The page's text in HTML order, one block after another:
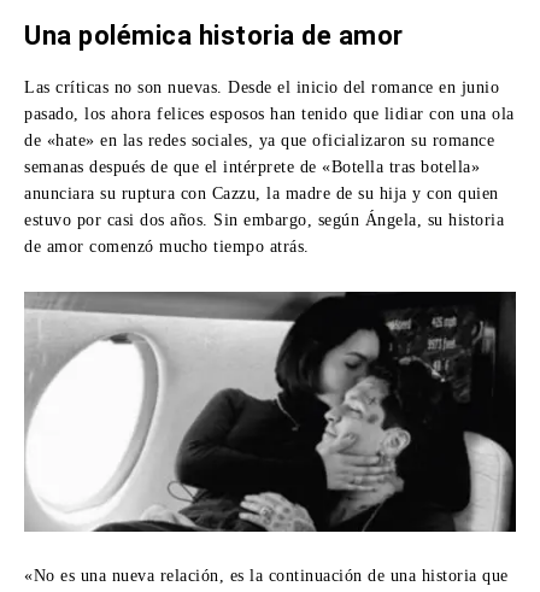
Una polémica historia de amor
Las críticas no son nuevas. Desde el inicio del romance en junio
pasado, los ahora felices esposos han tenido que lidiar con una ola
de «hate» en las redes sociales, ya que oficializaron su romance
semanas después de que el intérprete de «Botella tras botella»
anunciara su ruptura con Cazzu, la madre de su hija y con quien
estuvo por casi dos años. Sin embargo, según Ángela, su historia
de amor comenzó mucho tiempo atrás.
«No es una nueva relación, es la continuación de una historia que